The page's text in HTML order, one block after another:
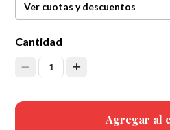
Ver cuotas y descuentos
Cantidad
1
Agregar al